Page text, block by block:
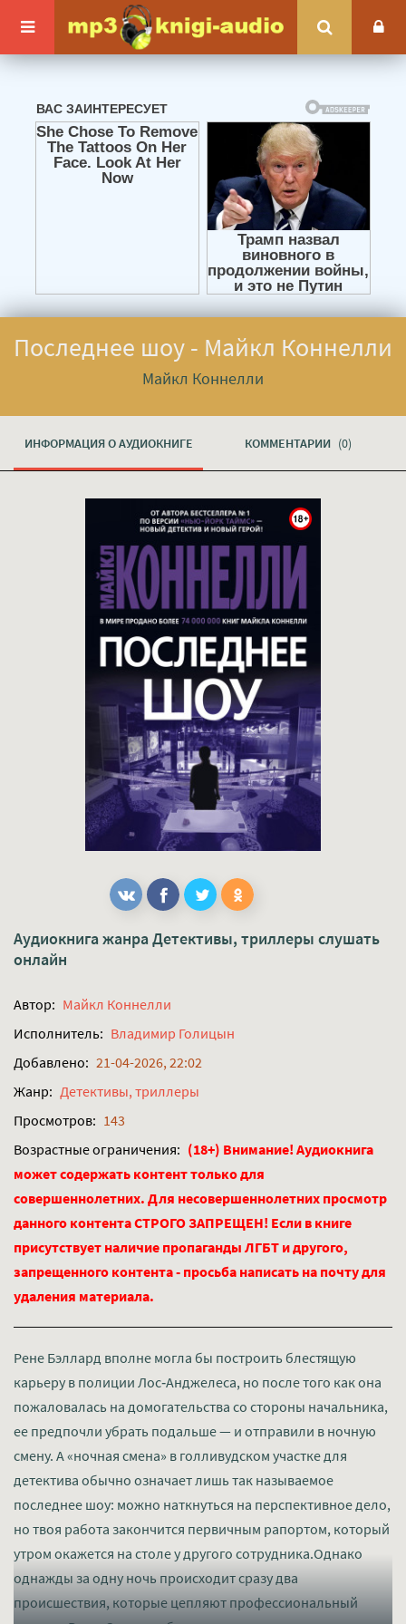
Последнее шоу - Майкл Коннелли
Майкл Коннелли
ИНФОРМАЦИЯ О АУДИОКНИГЕ КОММЕНТАРИИ (0)
Аудиокнига жанра Детективы, триллеры слушать
онлайн
Автор: Майкл Коннелли
Исполнитель: Владимир Голицын
Добавлено: 21-04-2026, 22:02
Жанр: Детективы, триллеры
Просмотров: 143
Возрастные ограничения: (18+) Внимание! Аудиокнига
может содержать контент только для
совершеннолетних. Для несовершеннолетних просмотр
данного контента СТРОГО ЗАПРЕЩЕН! Если в книге
присутствует наличие пропаганды ЛГБТ и другого,
запрещенного контента - просьба написать на почту для
удаления материала.
Рене Бэллард вполне могла бы построить блестящую
карьеру в полиции Лос‑Анджелеса, но после того как она
пожаловалась на домогательства со стороны начальника,
ее предпочли убрать подальше — и отправили в ночную
смену. А «ночная смена» в голливудском участке для
детектива обычно означает лишь так называемое
последнее шоу: можно наткнуться на перспективное дело,
но твоя работа закончится первичным рапортом, который
утром окажется на столе у другого сотрудника.Однако
однажды за одну ночь происходит сразу два
происшествия, которые цепляют профессиональный